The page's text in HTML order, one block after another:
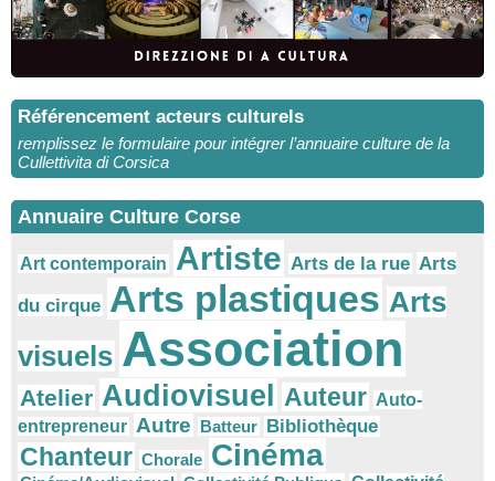
Référencement acteurs culturels
remplissez le formulaire pour intégrer l’annuaire culture de la
Cullettivita di Corsica
Annuaire Culture Corse
Art contemporain Artiste Arts de la rue Arts
du cirque Arts plastiques Arts
visuels Association
Atelier Audiovisuel Auteur Auto-
entrepreneur Autre Batteur Bibliothèque
Chanteur Chorale Cinéma